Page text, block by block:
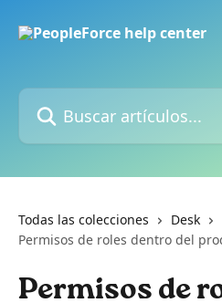
Buscar artículos...
Todas las colecciones
Desk
Permisos de roles dentro del
Permisos de